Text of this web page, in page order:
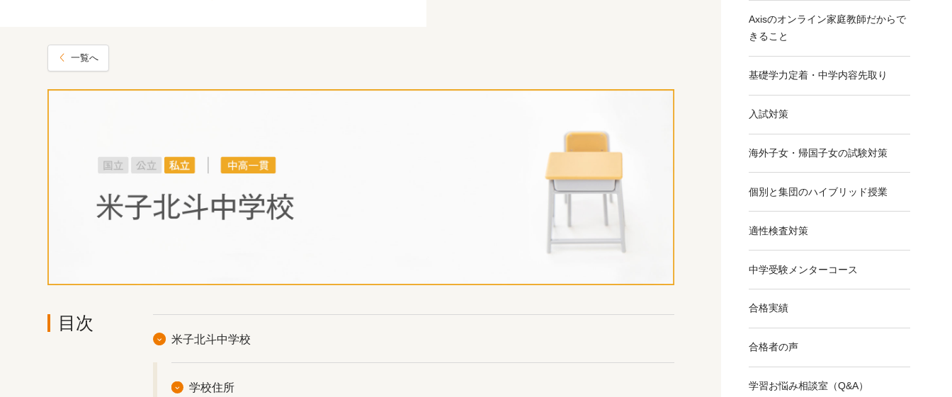
一覧へ
目次
米子北斗中学校
学校住所
Axisのオンライン家庭教師だからで
きること
基礎学力定着・ 中学内容先取り
入試対策
海外子女・帰国子女の試験対策
個別と集団のハイブリッド授業
適性検査対策
中学受験メンターコース
合格実績
合格者の声
学習お悩み相談室 （Q&A）